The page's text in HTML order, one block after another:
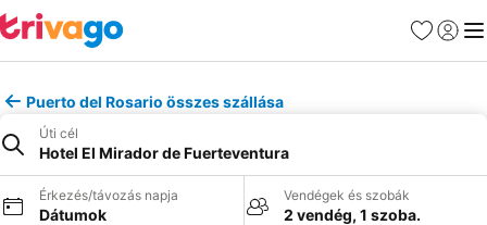
Kedvencek
Puerto del Rosario összes szállása
Úti cél
Hotel El Mirador de Fuerteventura
Érkezés/távozás napja
Dátumok
Vendégek és szobák
2 vendég, 1 szoba.